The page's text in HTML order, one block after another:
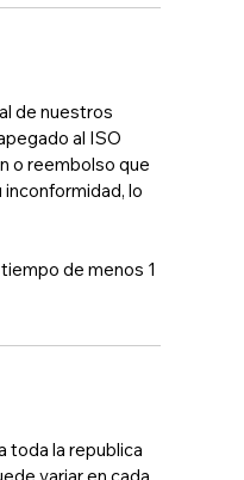
de nuestros
al ISO
o reembolso que
lo
de menos 1
toda la republica